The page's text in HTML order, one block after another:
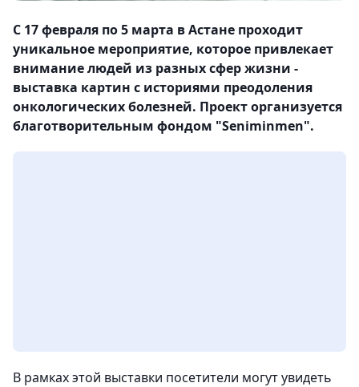
С 17 февраля по 5 марта в Астане проходит
уникальное мероприятие, которое привлекает
внимание людей из разных сфер жизни -
выставка картин с историями преодоления
онкологических болезней. Проект организуется
благотворительным фондом "Seniminmen".
В рамках этой выставки посетители могут увидеть